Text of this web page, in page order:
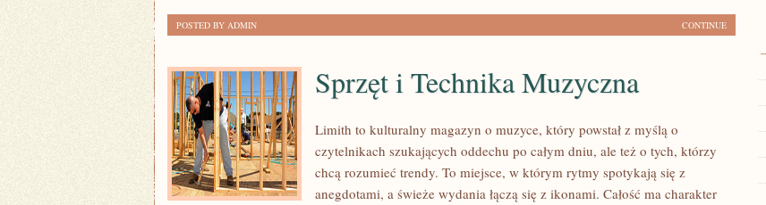
CONTINUE
POSTED BY ADMIN
Sprzęt i Technika Muzyczna
Limith to kulturalny magazyn o muzyce, który powstał z myślą o
czytelnikach szukających oddechu po całym dniu, ale też o tych, którzy
chcą rozumieć trendy. To miejsce, w którym rytmy spotykają się z
anegdotami, a świeże wydania łączą się z ikonami. Całość ma charakter